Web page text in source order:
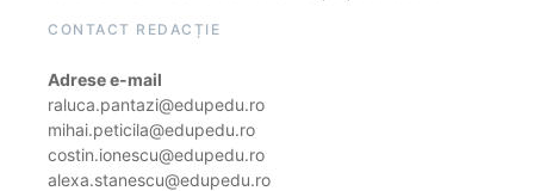
CONTACT REDACȚIE
Adrese e-mail
raluca.pantazi@edupedu.ro
mihai.peticila@edupedu.ro
costin.ionescu@edupedu.ro
alexa.stanescu@edupedu.ro